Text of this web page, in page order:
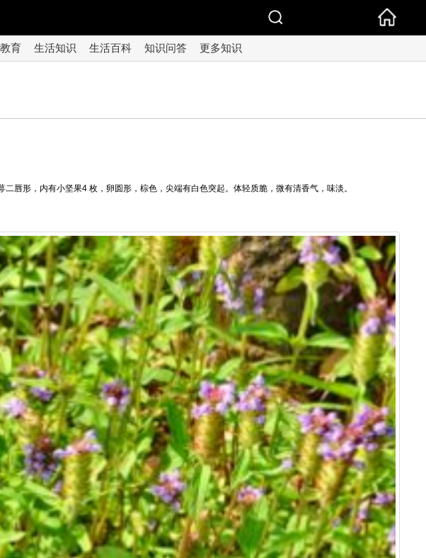
育 生活知识 生活百科 知识问答 更多知识
唇形，内有小坚果4 枚，卵圆形，棕色，尖端有白色突起。体轻质脆，微有清香气，味淡。